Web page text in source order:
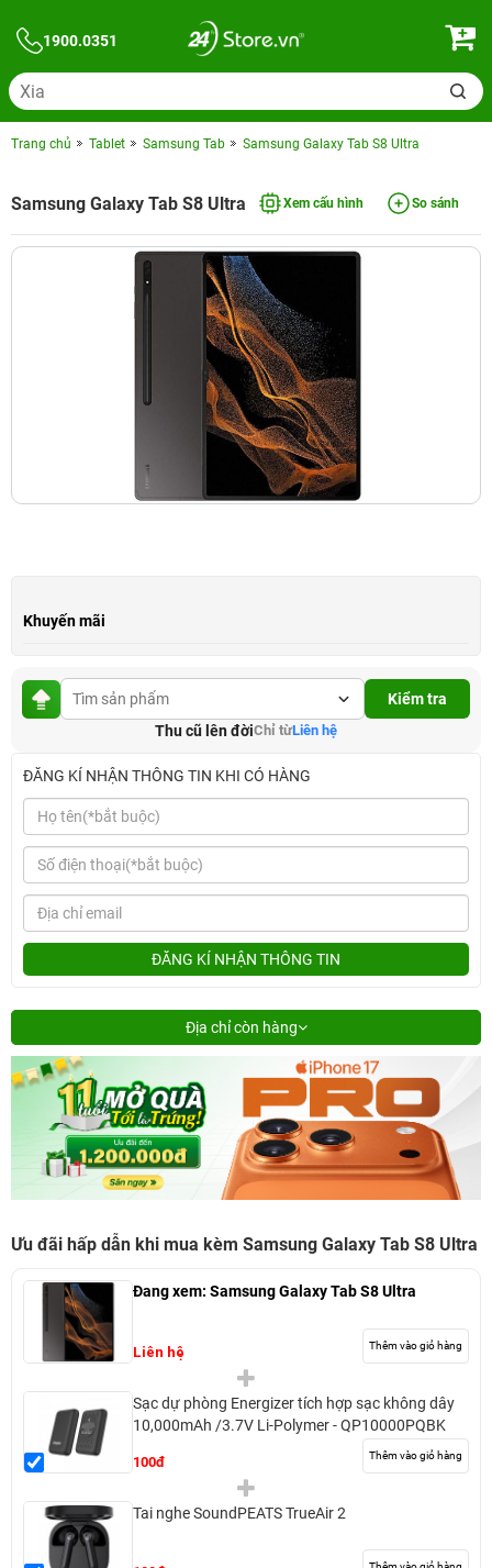
1900.0351
Trang chủ Tablet Samsung Tab Samsung Galaxy Tab S8 Ultra
Samsung Galaxy Tab S8 Ultra Xem cấu hình So sánh
Khuyến mãi
Kiểm tra
Thu cũ lên đờiChỉ từLiên hệ
ĐĂNG KÍ NHẬN THÔNG TIN KHI CÓ HÀNG
ĐĂNG KÍ NHẬN THÔNG TIN
Địa chỉ còn hàng
Ưu đãi hấp dẫn khi mua kèm Samsung Galaxy Tab S8 Ultra
Đang xem: Samsung Galaxy Tab S8 Ultra
Liên hệ Thêm vào giỏ hàng
Sạc dự phòng Energizer tích hợp sạc không dây
10,000mAh /3.7V Li-Polymer - QP10000PQBK
100đ Thêm vào giỏ hàng
Tai nghe SoundPEATS TrueAir 2